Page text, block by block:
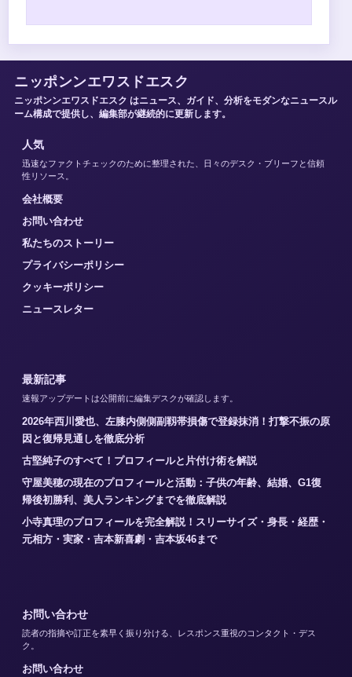
ニッポンンエワスドエスク
ニッポンンエワスドエスク はニュース、ガイド、分析をモダンなニュースル
ーム構成で提供し、編集部が継続的に更新します。
人気
迅速なファクトチェックのために整理された、日々のデスク・ブリーフと信頼
性リソース。
会社概要
お問い合わせ
私たちのストーリー
プライバシーポリシー
クッキーポリシー
ニュースレター
最新記事
速報アップデートは公開前に編集デスクが確認します。
2026年西川愛也、左膝内側側副靱帯損傷で登録抹消！打撃不振の原
因と復帰見通しを徹底分析
古堅純子のすべて！プロフィールと片付け術を解説
守屋美穂の現在のプロフィールと活動：子供の年齢、結婚、G1復
帰後初勝利、美人ランキングまでを徹底解説
小寺真理のプロフィールを完全解説！スリーサイズ・身長・経歴・
元相方・実家・吉本新喜劇・吉本坂46まで
お問い合わせ
読者の指摘や訂正を素早く振り分ける、レスポンス重視のコンタクト・デス
ク。
お問い合わせ